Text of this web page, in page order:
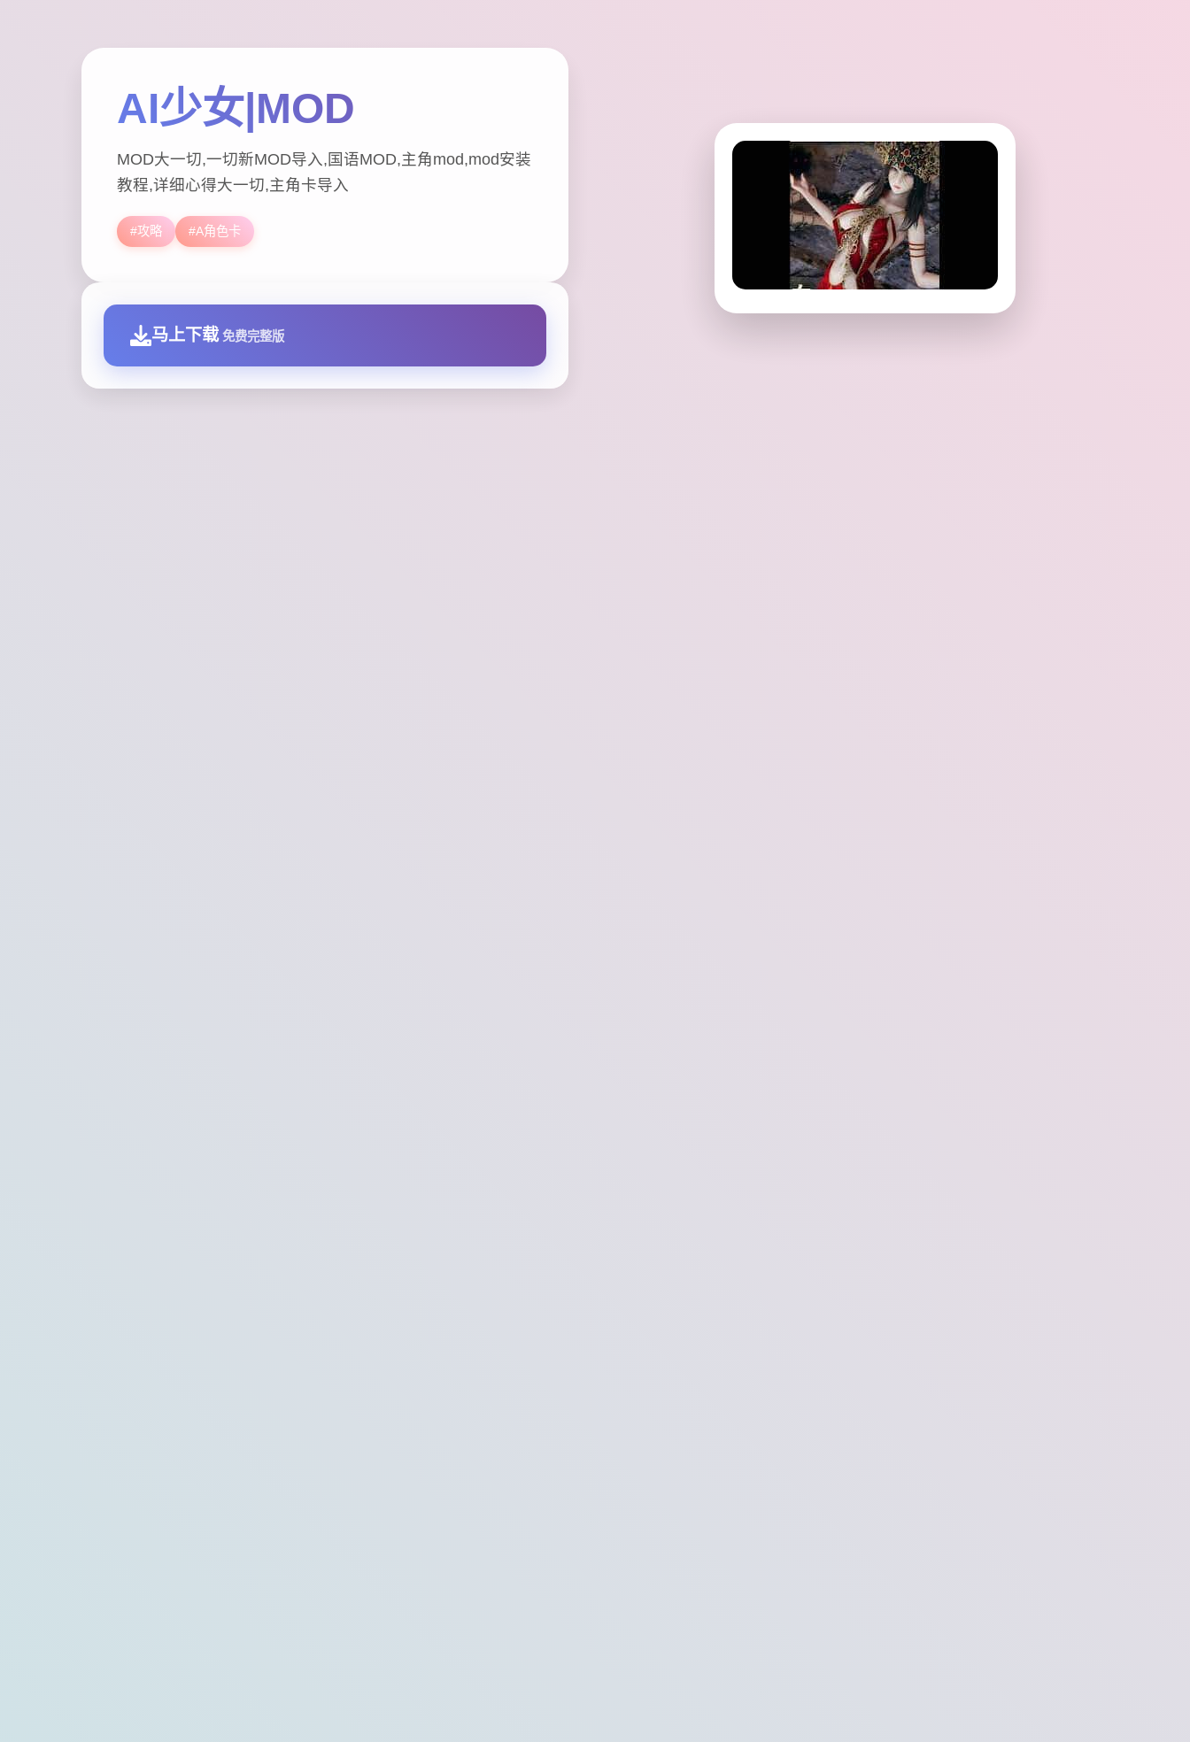
AI少女|MOD
MOD大一切,一切新MOD导入,国语MOD,主角mod,mod安装
教程,详细心得大一切,主角卡导入
#攻略 #A角色卡
马上下载 免费完整版